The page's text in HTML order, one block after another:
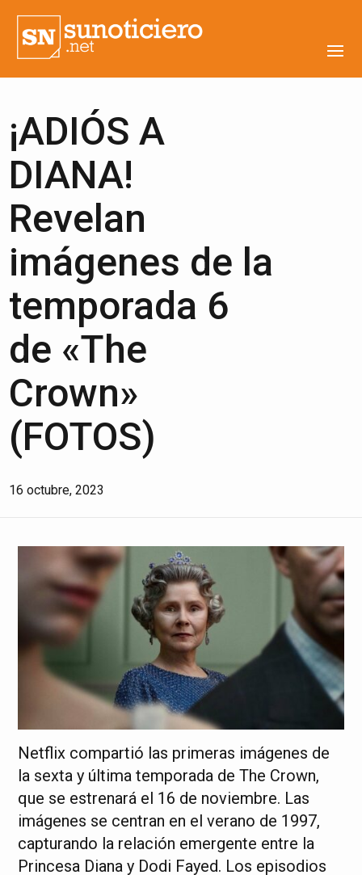
¡ADIÓS A
DIANA!
Revelan
imágenes de la
temporada 6
de «The
Crown»
(FOTOS)
16 octubre, 2023
Netflix compartió las primeras imágenes de
la sexta y última temporada de The Crown,
que se estrenará el 16 de noviembre. Las
imágenes se centran en el verano de 1997,
capturando la relación emergente entre la
Princesa Diana y Dodi Fayed. Los episodios